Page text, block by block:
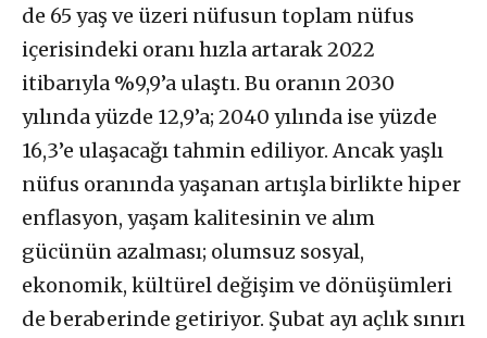
de 65 yaş ve üzeri nüfusun toplam nüfus
içerisindeki oranı hızla artarak 2022
itibarıyla %9,9’a ulaştı. Bu oranın 2030
yılında yüzde 12,9’a; 2040 yılında ise yüzde
16,3’e ulaşacağı tahmin ediliyor. Ancak yaşlı
nüfus oranında yaşanan artışla birlikte hiper
enflasyon, yaşam kalitesinin ve alım
gücünün azalması; olumsuz sosyal,
ekonomik, kültürel değişim ve dönüşümleri
de beraberinde getiriyor. Şubat ayı açlık sınırı